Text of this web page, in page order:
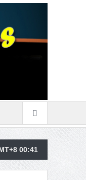
Sulut Siap
00:41